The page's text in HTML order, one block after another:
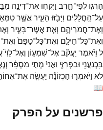
הָרְג֖וּלְפִי־חָ֑רֶב וַיִּקְח֧וּאֶת־דִּינָ֛ה
עַל־הַ֣חֲלָלִ֔ים וַיָּבֹ֖זּוּ הָעִ֑יראֲשֶׁ֥ר
וְאֶת־חֲמֹרֵיהֶ֑ם וְאֵ֧תאֲשֶׁר־בָּעִ֛יר
וְאֶת־כָּל־חֵילָ֤ם וְאֶת־כָּל־טַפָּם֙ וְאֶת־
ל וַיֹּ֨אמֶר יַעֲקֹ֜באֶל־שִׁמְע֣וֹן וְאֶל־לֵוִי֮
בַּֽכְּנַעֲנִ֖י וּבַפְּרִזִּ֑י וַאֲנִי֙ מְתֵ֣י מִסְפָּ֔ר
לא וַיֹּאמְר֑וּ הַכְזוֹנָ֕ה יַעֲשֶׂ֖ה אֶת־
📖
פרשנים על הפרק